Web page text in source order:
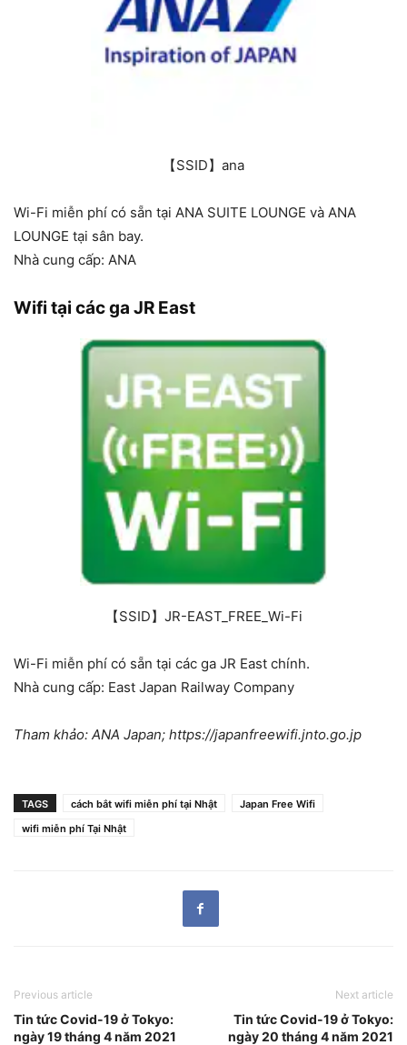
【SSID】ana
Wi-Fi miễn phí có sẵn tại ANA SUITE LOUNGE và ANA
LOUNGE tại sân bay.
Nhà cung cấp: ANA
Wifi tại các ga JR East
【SSID】JR-EAST_FREE_Wi-Fi
Wi-Fi miễn phí có sẵn tại các ga JR East chính.
Nhà cung cấp: East Japan Railway Company
Tham khảo: ANA Japan; https://japanfreewifi.jnto.go.jp
TAGS cách bắt wifi miễn phí tại Nhật
Japan Free Wifi
wifi miễn phí Tại Nhật
Previous article
Tin tức Covid-19 ở Tokyo:
ngày 19 tháng 4 năm 2021
Next article
Tin tức Covid-19 ở Tokyo:
ngày 20 tháng 4 năm 2021